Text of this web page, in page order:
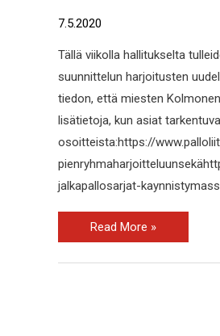
7.5.2020
Tällä viikolla hallitukselta
suunnittelun harjoitusten
tiedon, että miesten
lisätietoja, kun asiat
osoitteista:https://
jalkapallosarjat-
Read More »